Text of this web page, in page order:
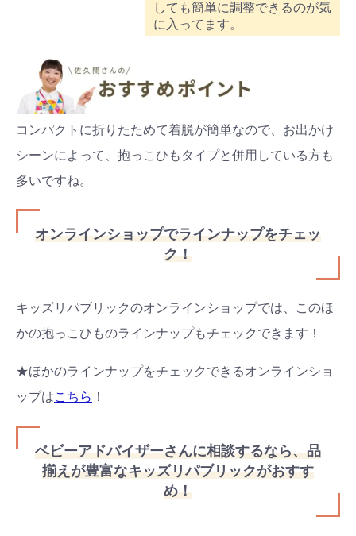
しても簡単に調整できるのが気
に入ってます。
コンパクトに折りたためて着脱が簡単なので、お出かけ
シーンによって、抱っこひもタイプと併用している方も
多いですね。
オンラインショップでラインナップをチェッ
ク！
キッズリパブリックのオンラインショップでは、このほ
かの抱っこひものラインナップもチェックできます！
★ほかのラインナップをチェックできるオンラインショ
ップはこちら ！
ベビーアドバイザーさんに相談するなら、品
揃えが豊富なキッズリパブリックがおすす
め！